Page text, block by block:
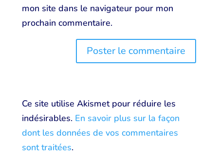
mon site dans le navigateur pour mon
prochain commentaire.
Ce site utilise Akismet pour réduire les
indésirables. En savoir plus sur la façon
dont les données de vos commentaires
sont traitées.